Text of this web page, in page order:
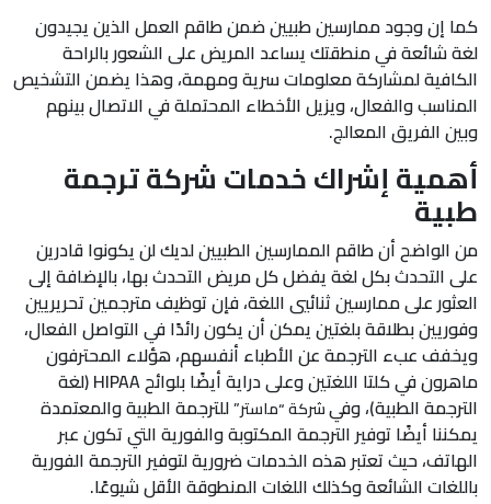
كما إن وجود ممارسين طبيين ضمن طاقم العمل الذين يجيدون
لغة شائعة في منطقتك يساعد المريض على الشعور بالراحة
الكافية لمشاركة معلومات سرية ومهمة، وهذا يضمن التشخيص
المناسب والفعال، ويزيل الأخطاء المحتملة في الاتصال بينهم
وبين الفريق المعالج.
أهمية إشراك خدمات شركة ترجمة
طبية
من الواضح أن طاقم الممارسين الطبيين لديك لن يكونوا قادرين
على التحدث بكل لغة يفضل كل مريض التحدث بها، بالإضافة إلى
العثور على ممارسين ثنائيي اللغة، فإن توظيف مترجمين تحريريين
وفوريين بطلاقة بلغتين يمكن أن يكون رائدًا في التواصل الفعال،
ويخفف عبء الترجمة عن الأطباء أنفسهم، هؤلاء المحترفون
ماهرون في كلتا اللغتين وعلى دراية أيضًا بلوائح HIPAA (لغة
الترجمة الطبية)، وفيشركة “ماستر”للترجمة الطبية والمعتمدة
يمكننا أيضًا توفير الترجمة المكتوبة والفورية التي تكون عبر
الهاتف، حيث تعتبر هذه الخدمات ضرورية لتوفير الترجمة الفورية
باللغات الشائعة وكذلك اللغات المنطوقة الأقل شيوعًا.